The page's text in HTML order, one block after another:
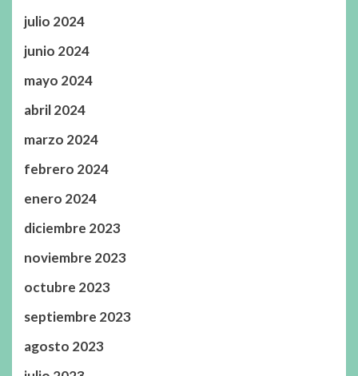
julio 2024
junio 2024
mayo 2024
abril 2024
marzo 2024
febrero 2024
enero 2024
diciembre 2023
noviembre 2023
octubre 2023
septiembre 2023
agosto 2023